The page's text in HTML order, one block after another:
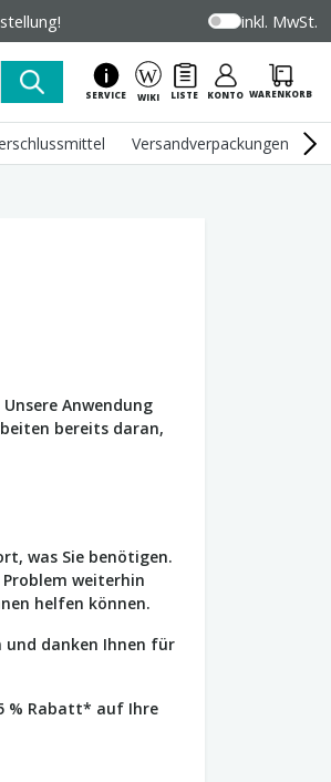
inkl. MwSt.
SERVICE WIKI LISTE KONTO WARENKORB
Versandverpackungen
Anwendung
bereits daran,
was Sie benötigen.
Problem weiterhin
helfen können.
und danken Ihnen für
% Rabatt* auf Ihre